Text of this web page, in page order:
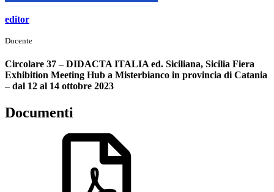
editor
Docente
Circolare 37 – DIDACTA ITALIA ed. Siciliana, Sicilia Fiera
Exhibition Meeting Hub a Misterbianco in provincia di Catania
– dal 12 al 14 ottobre 2023
Documenti